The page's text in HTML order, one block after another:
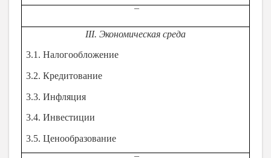
¯
III. Экономическая среда
3.1. Налогообложение
3.2. Кредитование
3.3. Инфляция
3.4. Инвестиции
3.5. Ценообразование